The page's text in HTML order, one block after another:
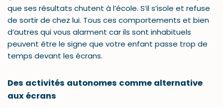
que ses résultats chutent à l’école. S’il s’isole et refuse
de sortir de chez lui. Tous ces comportements et bien
d’autres qui vous alarment car ils sont inhabituels
peuvent être le signe que votre enfant passe trop de
temps devant les écrans.
Des activités autonomes comme alternative
aux écrans